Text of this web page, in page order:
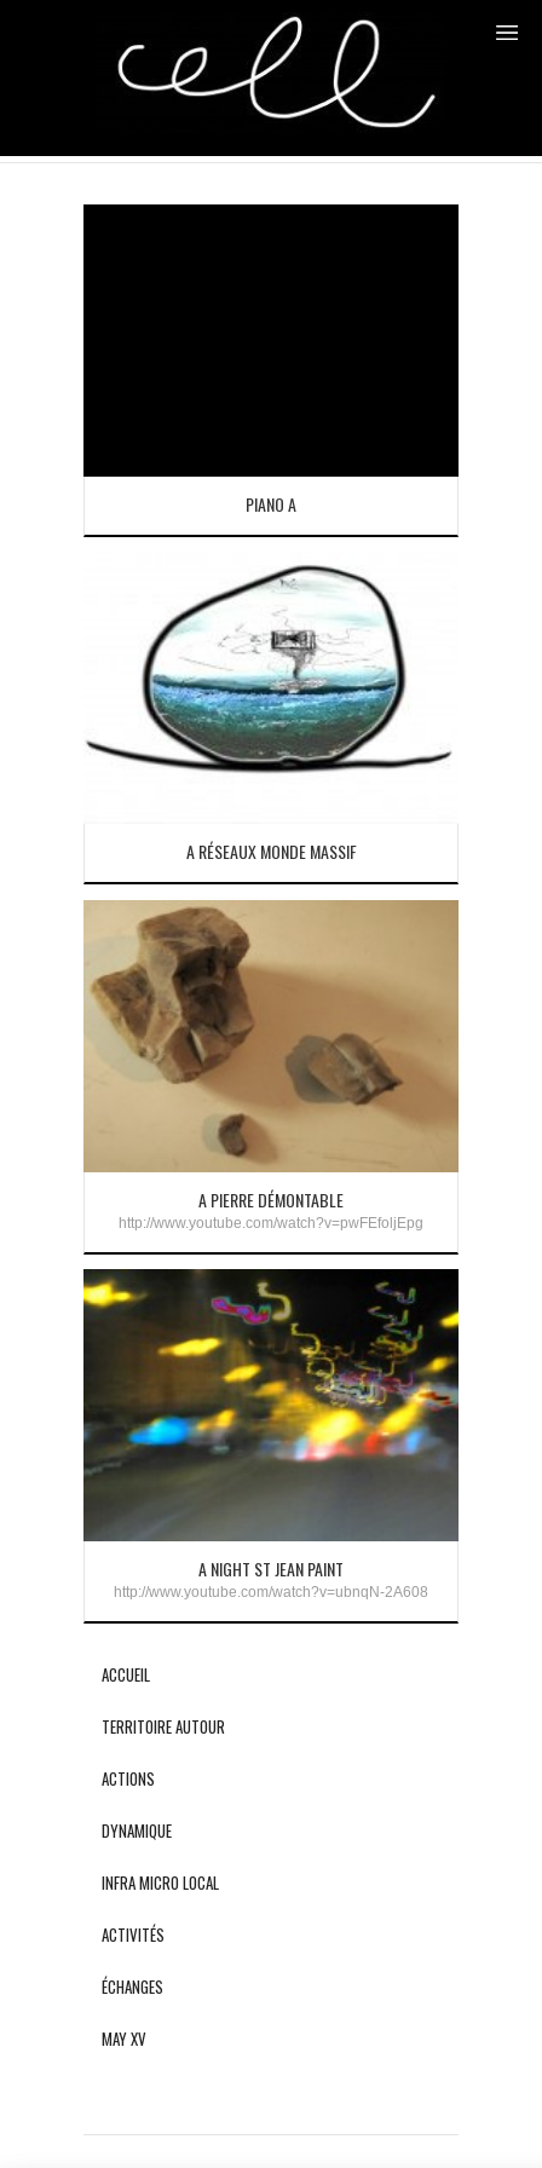
INFRA MICRO LOCAL Home/ Portfolio
PIANO A
A RÉSEAUX MONDE MASSIF
A PIERRE DÉMONTABLE
http://www.youtube.com/watch?v=pwFEfoljEpg
A NIGHT ST JEAN PAINT
http://www.youtube.com/watch?v=ubnqN-2A608
ACCUEIL
TERRITOIRE AUTOUR
ACTIONS
DYNAMIQUE
INFRA MICRO LOCAL
ACTIVITÉS
ÉCHANGES
MAY XV